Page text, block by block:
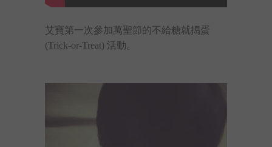
艾寶第一次參加萬聖節的不給糖就搗蛋
(Trick-or-Treat) 活動。